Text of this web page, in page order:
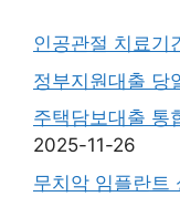
인공관절 치료기
정부지원대출 당
주택담보대출 통
2025-11-26
무치악 임플란트